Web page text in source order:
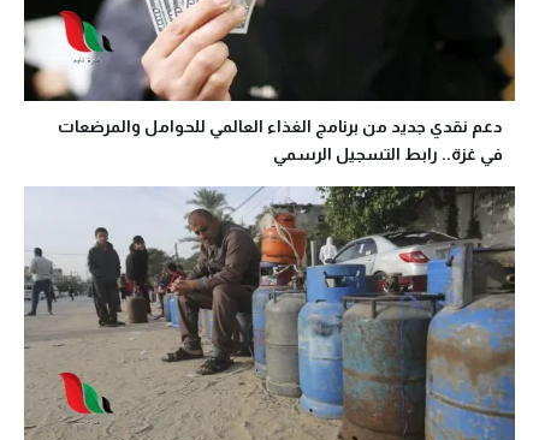
دعم نقدي جديد من برنامج الغذاء العالمي للحوامل والمرضعات
في غزة.. رابط التسجيل الرسمي